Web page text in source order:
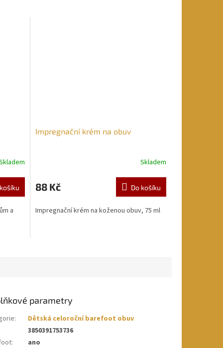
a
Impregnační krém na obuv
Skladem
88 Kč Do košíku
Impregnační krém na koženou obuv, 75 ml
parametry
:
Dětská celoroční barefoot obuv
3850391753736
:
ano